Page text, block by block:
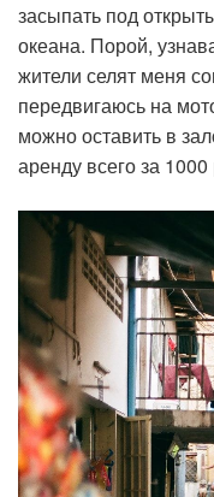
засыпать под
океана. Порой,
жители селят меня
передвигаюсь на
можно оставить в
аренду всего за